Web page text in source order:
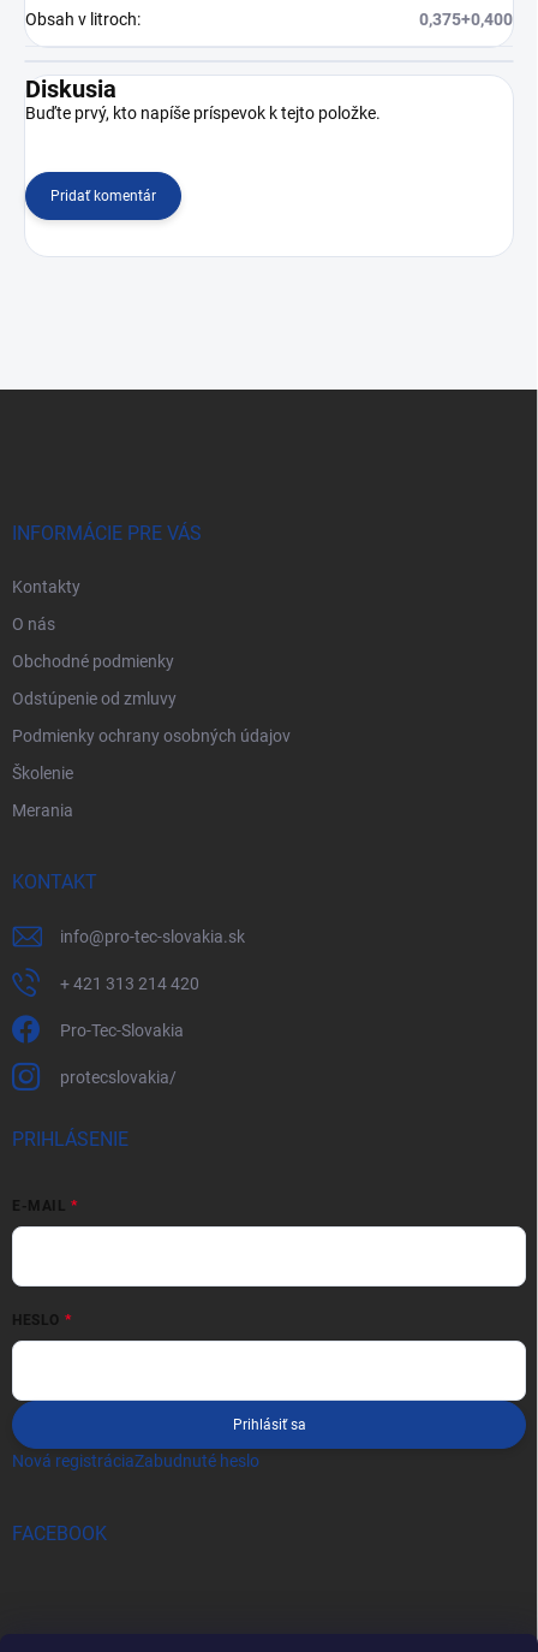
Obsah v litroch: 0,375+0,400
Diskusia
Buďte prvý, kto napíše príspevok k tejto položke.
Pridať komentár
INFORMÁCIE PRE VÁS
Kontakty
O nás
Obchodné podmienky
Odstúpenie od zmluvy
Podmienky ochrany osobných údajov
Školenie
Merania
KONTAKT
info@pro-tec-slovakia.sk
+ 421 313 214 420
Pro-Tec-Slovakia
protecslovakia/
PRIHLÁSENIE
E-MAIL
HESLO
Prihlásiť sa
Nová registráciaZabudnuté heslo
FACEBOOK